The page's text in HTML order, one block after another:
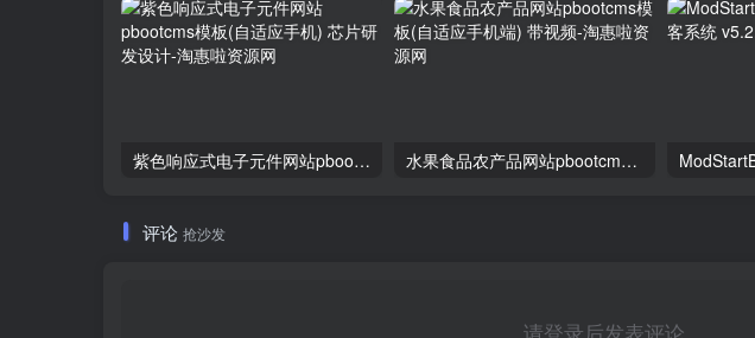
紫色响应式电子元件网站pbootcms模板(自适应手机) 芯片研发设计 水果食品农产品网站pbootcms模板(自适应手机端) 带视频
评论 抢沙发
请登录后发表评论